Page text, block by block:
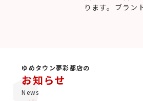
ります。ブラン
ゆめタウン夢彩都店の
お知らせ
News